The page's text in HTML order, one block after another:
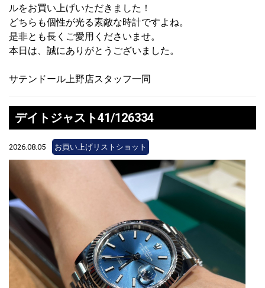
ルをお買い上げいただきました！
どちらも個性が光る素敵な時計ですよね。
是非とも長くご愛用くださいませ。
本日は、誠にありがとうございました。
サテンドール上野店スタッフ一同
デイトジャスト41/126334
2026.08.05 お買い上げリストショット